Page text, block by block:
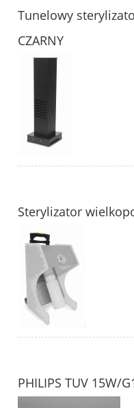
Tunelowy
CZARNY
Sterylizator
PHILIPS TUV 15W/